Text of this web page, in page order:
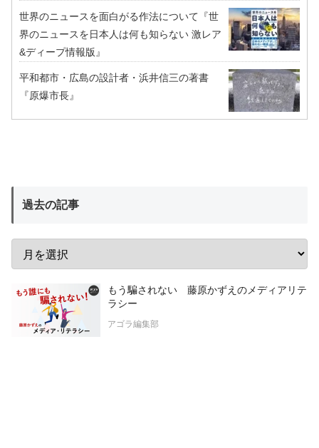
世界のニュースを面白がる作法について『世
界のニュースを日本人は何も知らない 激レア
&ディープ情報版』
平和都市・広島の設計者・浜井信三の著書
『原爆市長』
過去の記事
もう騙されない 藤原かずえのメディアリテ
ラシー
アゴラ編集部